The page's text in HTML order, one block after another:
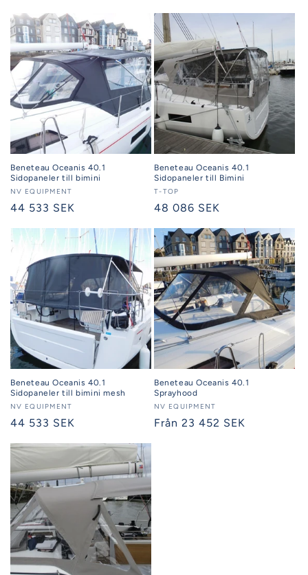
Beneteau Oceanis 40.1
Sidopaneler till bimini
Säljare:
NV EQUIPMENT
Ordinarie
44 533 SEK
Beneteau Oceanis 40.1
Sidopaneler till Bimini
Säljare:
T-TOP
Ordinarie
48 086 SEK
Beneteau Oceanis 40.1
Sidopaneler till bimini mesh
Säljare:
NV EQUIPMENT
Ordinarie
44 533 SEK
Beneteau Oceanis 40.1
Sprayhood
Säljare:
NV EQUIPMENT
Ordinarie
Från 23 452 SEK